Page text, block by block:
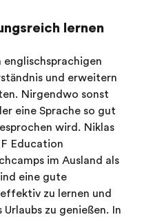
lernen
und erweitern
Nirgendwo sonst
eine Sprache so gut
wird. Niklas
Education
im Ausland als
eine gute
zu lernen und
zu genießen. In